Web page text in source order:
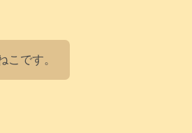
です。